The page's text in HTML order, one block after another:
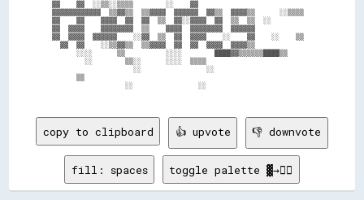
▓▓    ▓▓  ░░▒▒░░▒▒▒▒        ░░    ▓▓
▓▓▓▓▓▓▓▓▓▓▓▓  ▒▒▓▓▒▒  ▒▒▓▓▓▓  ▓▓▓▓▓▓  ▓▓▒▒  ▓▓▓▓▒▒      ░░▒▒▒▒
▓▓    ▓▓    ▓▓▓▓  ▓▓  ▓▓  ▒▒  ▓▓░░▓▓▓▓  ▓▓  ▒▒  ▒▒  ░░
▓▓  ▓▓▓▓    ▓▓▓▓▓▓▓▓  ▒▒    ▓▓▓▓  ▓▓▓▓▓▓▓▓  ▓▓▓▓▓▓
▓▓  ▓▓▓▓  ▓▓▓▓▓▓    ░░▓▓  ▒▒  ▓▓  ▓▓▓▓    ░░    ▓▓    ░░    ▒▒
  ▓▓  ▓▓    ░░▒▒▓▓▒▒  ▒▒▓▓▓▓  ▓▓  ▓▓  ▓▓▓▓  ▓▓▓▓▒▒
      ░░░░      ▒▒          ░░░░        ████▓▓▒▒▒▒▒▒████▒▒
        ░░        ▒▒░░      ░░░░  ▒▒▒▒
                    ░░                ░░
      ▒▒
                  ░░                ░░
copy to clipboard 👍 upvote 👎 downvote
fill: spaces toggle palette ▓→✊🏽